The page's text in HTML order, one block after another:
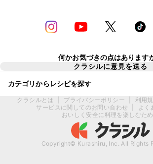
何かお気づきの点はあります
クラシルに意見を送る
カテゴリからレシピを探す
クラシルとは プライバシーポリシー 利用
サービスに関してのお問い合わせ
よく
おいしく安全に料理を楽しむた
Copyright© Kurashiru, Inc. All Rights